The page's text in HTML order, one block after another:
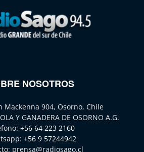
NOSOTROS
Mackenna 904, Osorno, Chile
Y GANADERA DE OSORNO A.G.
+56 64 223 2160
+56 9 57244942
prensa@radiosago.cl